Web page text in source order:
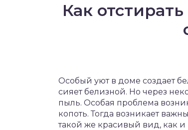
Как
Особый уют в доме создает
сияет белизной. Но через
пыль. Особая проблема
копоть. Тогда возникает
такой же красивый вид, как